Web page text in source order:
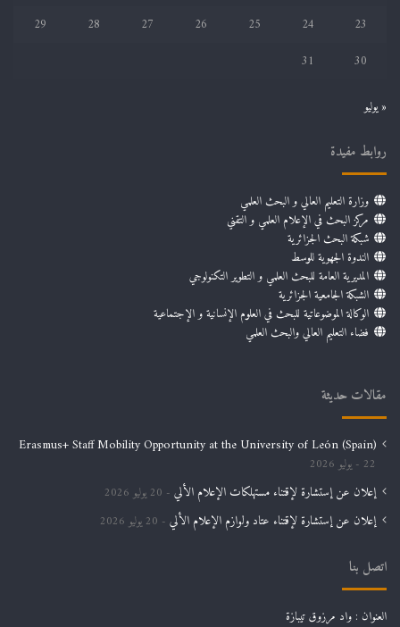
23
24
25
26
27
28
29
30
31
« يوليو
روابط مفيدة
وزارة التعليم العالي و البحث العلمي
مركز البحث في الإعلام العلمي و التقني
شبكة البحث الجزائرية
الندوة الجهوية للوسط
المديرية العامة للبحث العلمي و التطوير التكنولوجي
الشبكة الجامعية الجزائرية
الوكالة الموضوعاتية للبحث في العلوم الإنسانية و الإجتماعية
فضاء التعليم العالي والبحث العلمي
مقالات حديثة
Erasmus+ Staff Mobility Opportunity at the University of León (Spain)
22 يوليو 2026
إعلان عن إستشارة لإقتناء مستهلكات الإعلام الألي 20 يوليو 2026
إعلان عن إستشارة لإقتناء عتاد ولوازم الإعلام الألي 20 يوليو 2026
اتصل بنا
العنوان : واد مرزوق تيبازة